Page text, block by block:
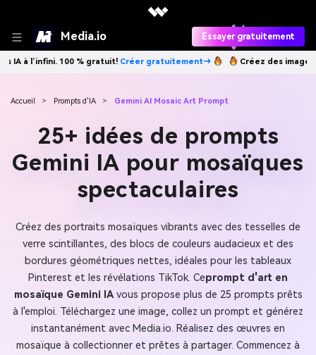
Media.io Essayer gratuitement
gratuitement→ Créez des images IA à l’infini. 100 % gratuit!
Accueil > Prompts d'IA > Gemini AI Mosaic Art Prompt
25+ idées de prompts
Gemini IA pour mosaïques
spectaculaires
Créez des portraits mosaïques vibrants avec des tesselles de
verre scintillantes, des blocs de couleurs audacieux et des
bordures géométriques nettes, idéales pour les tableaux
Pinterest et les révélations TikTok. Ceprompt d'art en
mosaïque Gemini IAvous propose plus de 25 prompts prêts
à l'emploi. Téléchargez une image, collez un prompt et générez
instantanément avec Media.io. Réalisez des œuvres en
mosaïque à collectionner et prêtes à partager. Commencez à